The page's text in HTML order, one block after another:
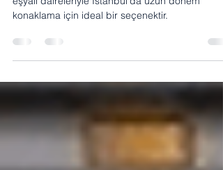
Bir Sığınak
Ross Garden Rezidans, doğayla iç içe konumu
konaklama için ideal bir seçenektir.